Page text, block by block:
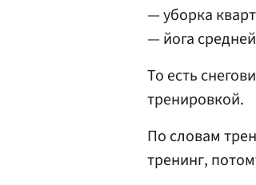
— уборка
— йога
То есть
тренировкой.
По словам
тренинг,